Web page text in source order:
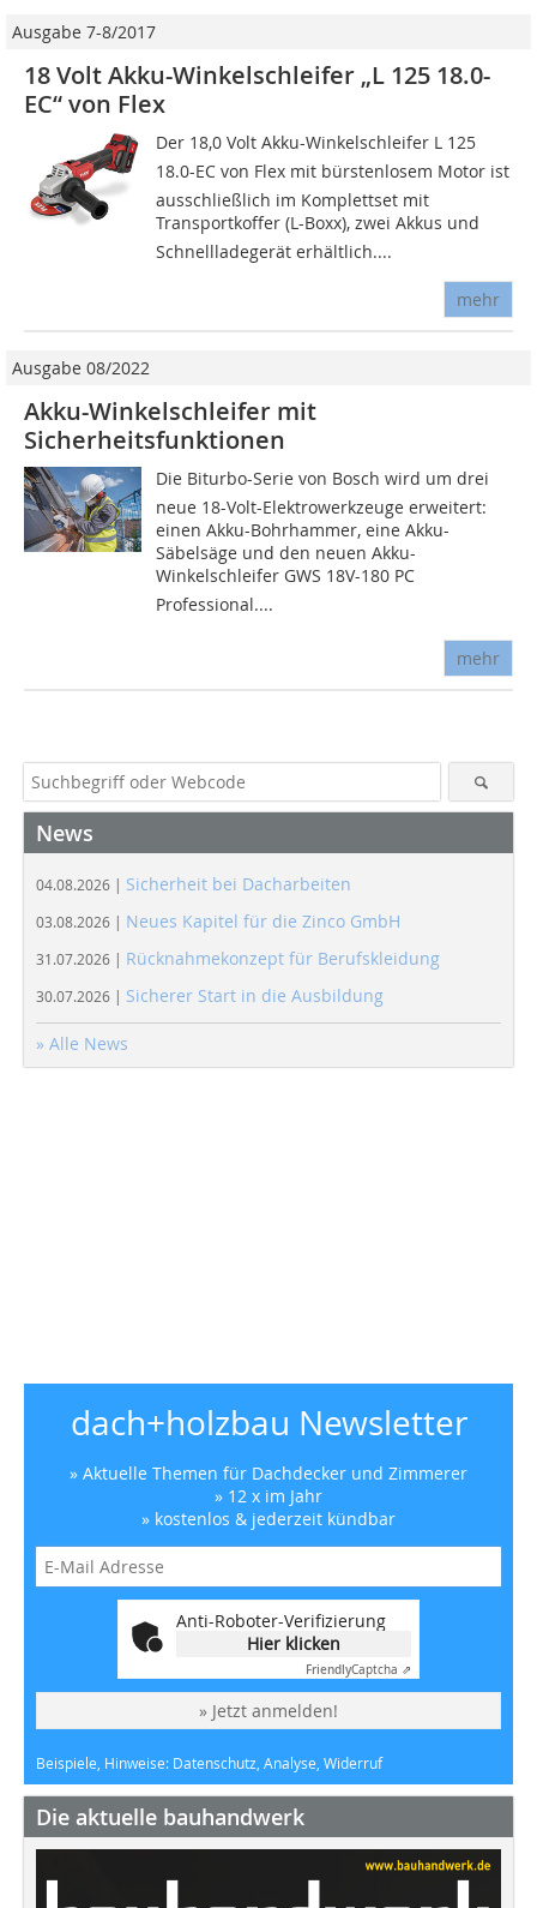
Ausgabe 7-8/2017
18 Volt Akku-Winkelschleifer „L 125 18.0-
EC“ von Flex
Der 18,0 Volt Akku-Winkelschleifer L 125
18.0-EC von Flex mit bürstenlosem Motor ist
ausschließlich im Komplettset mit
Transportkoffer (L-Boxx), zwei Akkus und
Schnellladegerät erhältlich....
mehr
Ausgabe 08/2022
Akku-Winkelschleifer mit
Sicherheitsfunktionen
Die Biturbo-Serie von Bosch wird um drei
neue 18-Volt-Elektrowerkzeuge erweitert:
einen Akku-Bohrhammer, eine Akku-
Säbelsäge und den neuen Akku-
Winkelschleifer GWS 18V-180 PC
Professional....
mehr
News
04.08.2026 | Sicherheit bei Dacharbeiten
03.08.2026 | Neues Kapitel für die Zinco GmbH
31.07.2026 | Rücknahmekonzept für Berufskleidung
30.07.2026 | Sicherer Start in die Ausbildung
» Alle News
dach+holzbau Newsletter
» Aktuelle Themen für Dachdecker und Zimmerer
» 12 x im Jahr
» kostenlos & jederzeit kündbar
Anti-Roboter-Verifizierung
Hier klicken
FriendlyCaptcha ⇗
» Jetzt anmelden!
Beispiele, Hinweise: Datenschutz, Analyse, Widerruf
Die aktuelle bauhandwerk